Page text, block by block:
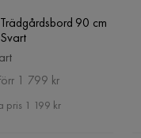
90 cm
1 799 kr
pris 1 199 kr